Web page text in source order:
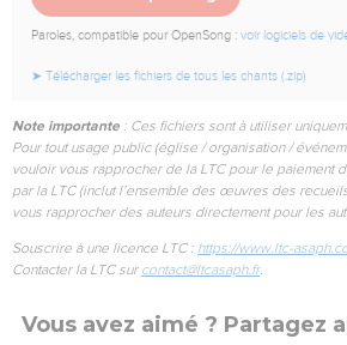
Paroles, compatible pour OpenSong : voir logiciels de
➤ Télécharger les fichiers de tous les chants (.zip)
Note importante : Ces fichiers sont à utiliser
Pour tout usage public (église / organisation /
vouloir vous rapprocher de la LTC pour le paiement
par la LTC (inclut l’ensemble des œuvres des
vous rapprocher des auteurs directement pour les
Souscrire à une licence LTC : https://www.ltc-
Contacter la LTC sur contact@ltcasaph.fr.
Vous avez aimé ? Partagez